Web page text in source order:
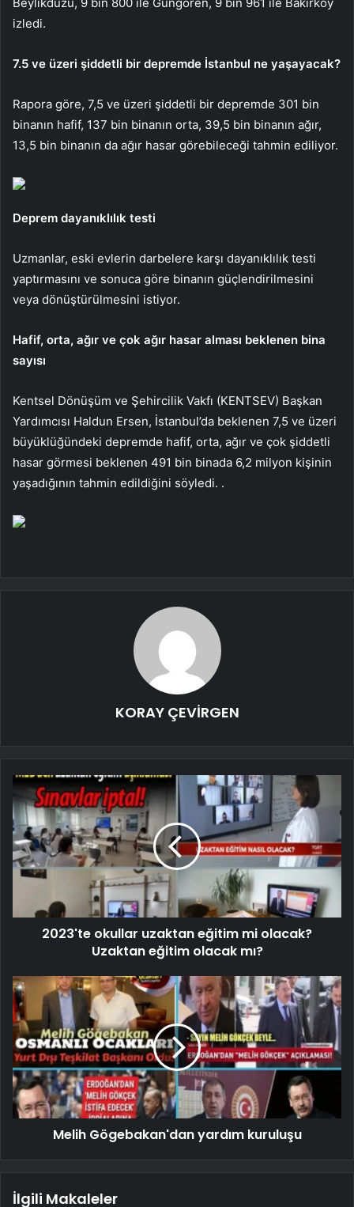
izledi.
7.5 ve üzeri şiddetli bir depremde İstanbul ne yaşayacak?
Rapora göre, 7,5 ve üzeri şiddetli bir depremde 301 bin
binanın hafif, 137 bin binanın orta, 39,5 bin binanın ağır,
13,5 bin binanın da ağır hasar görebileceği tahmin ediliyor.
Deprem dayanıklılık testi
Uzmanlar, eski evlerin darbelere karşı dayanıklılık testi
yaptırmasını ve sonuca göre binanın güçlendirilmesini
veya dönüştürülmesini istiyor.
Hafif, orta, ağır ve çok ağır hasar alması beklenen bina
sayısı
Kentsel Dönüşüm ve Şehircilik Vakfı (KENTSEV) Başkan
Yardımcısı Haldun Ersen, İstanbul’da beklenen 7,5 ve üzeri
büyüklüğündeki depremde hafif, orta, ağır ve çok şiddetli
hasar görmesi beklenen 491 bin binada 6,2 milyon kişinin
yaşadığının tahmin edildiğini söyledi. .
KORAY ÇEVİRGEN
2023'te okullar uzaktan eğitim mi olacak?
Uzaktan eğitim olacak mı?
Melih Gögebakan'dan yardım kuruluşu
İlgili Makaleler